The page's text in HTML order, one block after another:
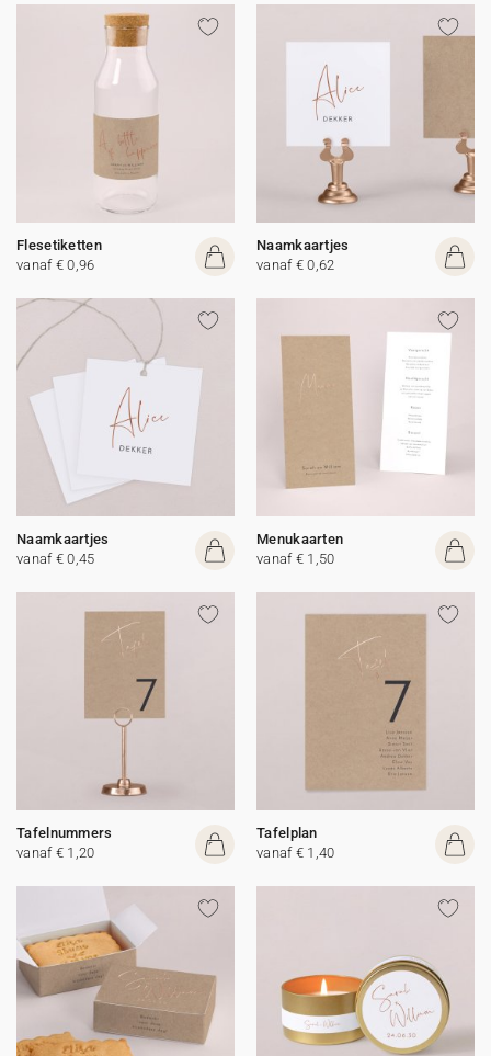
Flesetiketten
vanaf € 0,96
Naamkaartjes
vanaf € 0,62
Naamkaartjes
vanaf € 0,45
Menukaarten
vanaf € 1,50
Tafelnummers
vanaf € 1,20
Tafelplan
vanaf € 1,40